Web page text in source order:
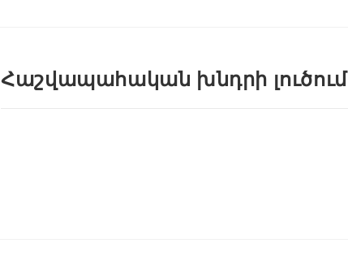
Հաշվապահական խնդրի լուծում